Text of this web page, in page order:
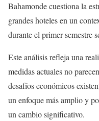
Bahamonde cuestiona la
grandes hoteles en un
durante el primer semestre
Este análisis refleja una
medidas actuales no
desafíos económicos
un enfoque más amplio y
un cambio significativo.